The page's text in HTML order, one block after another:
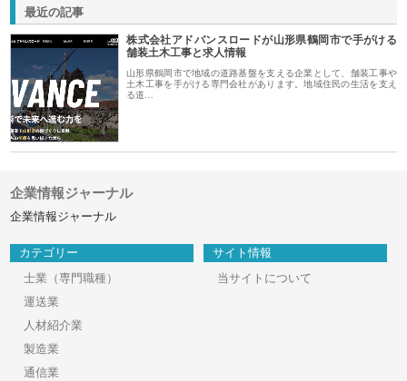
最近の記事
株式会社アドバンスロードが山形県鶴岡市で手がける
舗装土木工事と求人情報
山形県鶴岡市で地域の道路基盤を支える企業として、舗装工事や
土木工事を手がける専門会社があります。地域住民の生活を支え
る道…
企業情報ジャーナル
企業情報ジャーナル
カテゴリー
士業（専門職種）
運送業
人材紹介業
製造業
通信業
サイト情報
当サイトについて